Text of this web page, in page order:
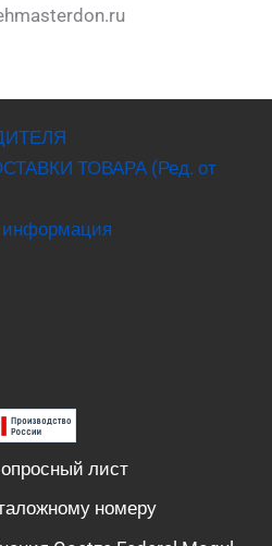
ТОВАРА (Ред. от
информация
лист
номеру